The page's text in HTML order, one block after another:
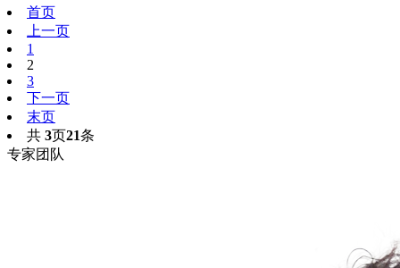
首页
上一页
1
2
3
下一页
末页
共 3页21条
专家团队